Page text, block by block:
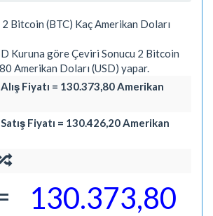
Bitcoin (BTC) Kaç Amerikan Doları
Kuruna göre Çeviri Sonucu 2 Bitcoin
Amerikan Doları (USD) yapar.
Fiyatı = 130.373,80 Amerikan
Fiyatı = 130.426,20 Amerikan
130.373,80